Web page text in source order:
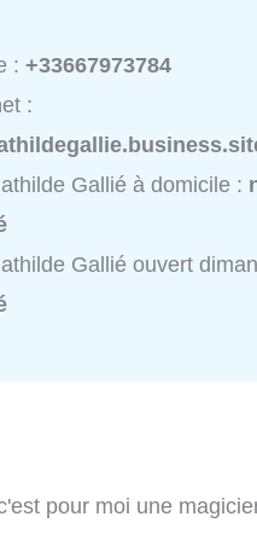
:+33667973784
:
Gallié à domicile :
Gallié ouvert
pour moi une